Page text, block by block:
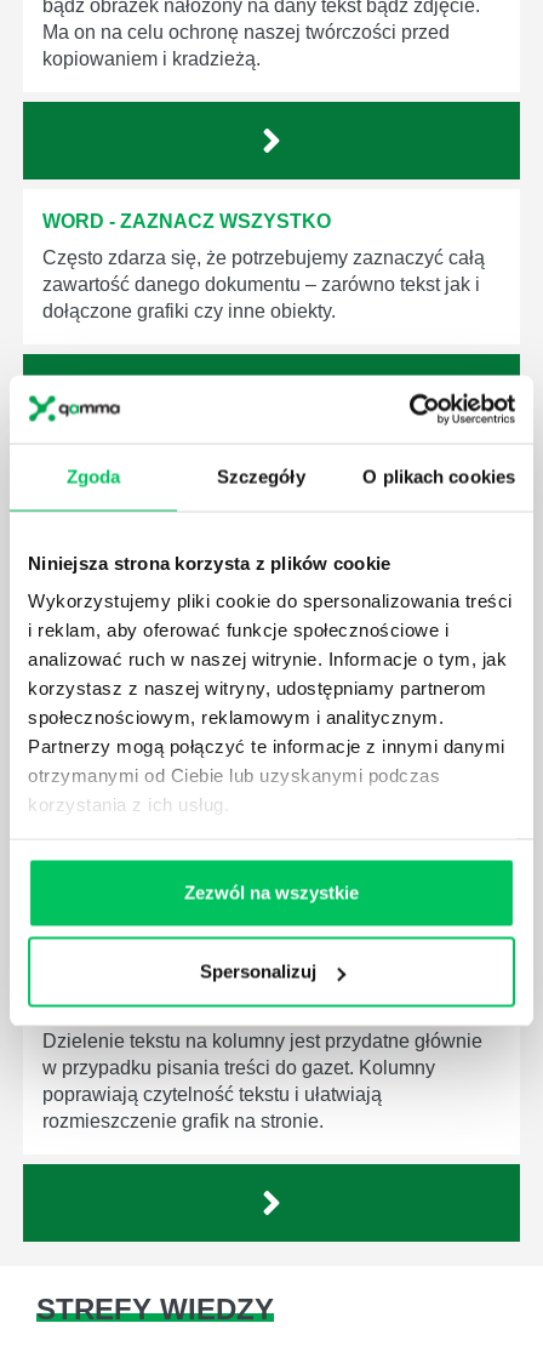
Zgoda Szczegóły O plikach cookies
Niniejsza strona korzysta z plików cookie
Wykorzystujemy pliki cookie do spersonalizowania treści
i reklam, aby oferować funkcje społecznościowe i
analizować ruch w naszej witrynie. Informacje o tym, jak
korzystasz z naszej witryny, udostępniamy partnerom
społecznościowym, reklamowym i analitycznym.
Partnerzy mogą połączyć te informacje z innymi danymi
otrzymanymi od Ciebie lub uzyskanymi podczas
korzystania z ich usług.
Zezwól na wszystkie
Spersonalizuj
bądź obrazek nałożony na dany tekst bądź zdjęcie.
Ma on na celu ochronę naszej twórczości przed
kopiowaniem i kradzieżą.
WORD - ZAZNACZ WSZYSTKO
Często zdarza się, że potrzebujemy zaznaczyć całą
zawartość danego dokumentu – zarówno tekst jak i
dołączone grafiki czy inne obiekty.
WORD - WSTAWIANIE WYKRESU
Program Word jest najczęściej wykorzystywany do
tworzenia plików zawierających bazy danych,
obliczenia czy zestawienia.
WORD - TWARDA SPACJA
Twarda spacja to termin określający spację, która
trzyma dwa wyrazy razem i nie rozłącza ich przy
WORD - TEKST NA KOLUMNY
Dzielenie tekstu na kolumny jest przydatne głównie
w przypadku pisania treści do gazet. Kolumny
poprawiają czytelność tekstu i ułatwiają
rozmieszczenie grafik na stronie.
STREFY WIEDZY